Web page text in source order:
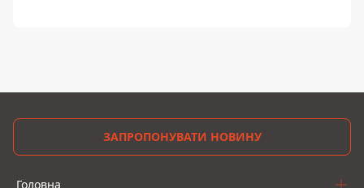
ЗАПРОПОНУВАТИ НОВИНУ
Головна